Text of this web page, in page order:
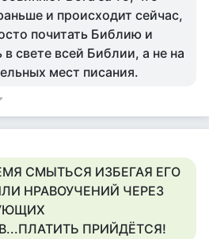
и происходит сейчас,
почитать Библию и
свете всей Библии, а не на
мест писания.
СМЫТЬСЯ ИЗБЕГАЯ ЕГО
НРАВОУЧЕНИЙ ЧЕРЕЗ
ПРИЙДЁТСЯ!